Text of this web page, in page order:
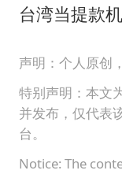
台湾当提款机
声明：个人原创
特别声明：本文
并发布，仅代表
台。
Notice: The